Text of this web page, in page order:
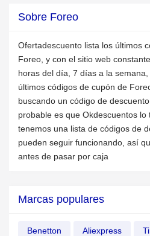
Sobre Foreo
Ofertadescuento lista los últimos
Foreo, y con el sitio web
horas del día, 7 días a la
últimos códigos de cupón de
buscando un código de
probable es que Okdescuentos lo
tenemos una lista de códigos de
pueden seguir funcionando, así
antes de pasar por caja
Marcas populares
Benetton Aliexpress